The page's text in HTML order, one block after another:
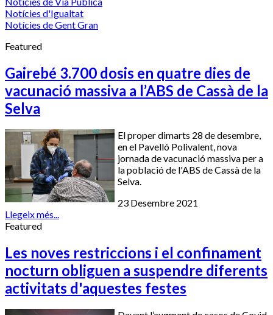
Notícies d'Igualtat
Notícies de Gent Gran
Featured
Gairebé 3.700 dosis en quatre dies de
vacunació massiva a l’ABS de Cassà de la
Selva
El proper dimarts 28 de desembre,
en el Pavelló Polivalent, nova
jornada de vacunació massiva per a
la població de l'ABS de Cassà de la
Selva.
23 Desembre 2021
Llegeix més...
Featured
Les noves restriccions i el confinament
nocturn obliguen a suspendre diferents
activitats d'aquestes festes